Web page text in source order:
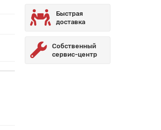
Быстрая
доставка
Собственный
сервис-центр